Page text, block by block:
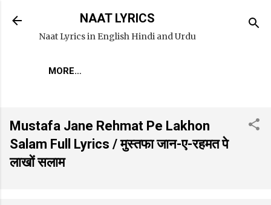
Skip to main content
NAAT LYRICS
Naat Lyrics in English Hindi and Urdu
MORE…
Mustafa Jane Rehmat Pe Lakhon
Salam Full Lyrics / मुस्तफा जान-ए-रहमत पे
लाखों सलाम